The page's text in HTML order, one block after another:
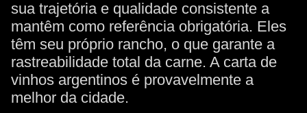
sua trajetória e qualidade consistente a
mantêm como referência obrigatória. Eles
têm seu próprio rancho, o que garante a
rastreabilidade total da carne. A carta de
vinhos argentinos é provavelmente a
melhor da cidade.